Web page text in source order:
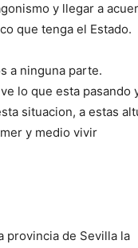
y llegar a
que tenga el Estado.
a ninguna parte.
lo que esta pasando
situacion, a estas
y medio vivir
provincia de Sevilla la